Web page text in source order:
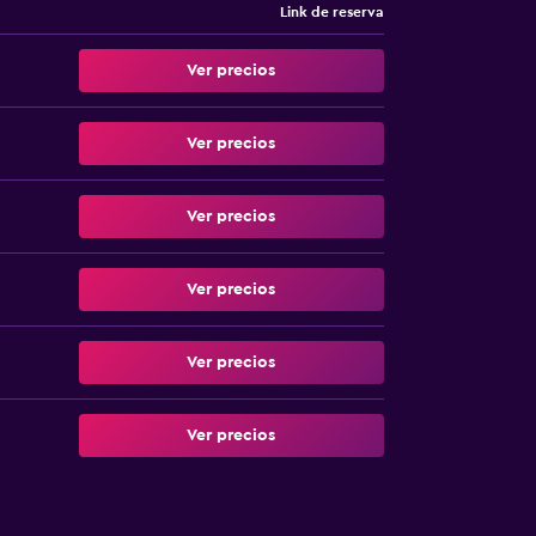
Link de reserva
Ver precios
Ver precios
Ver precios
Ver precios
Ver precios
Ver precios